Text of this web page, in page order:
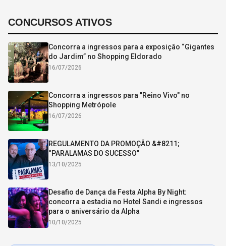
CONCURSOS ATIVOS
Concorra a ingressos para a exposição “Gigantes
do Jardim” no Shopping Eldorado
16/07/2026
Concorra a ingressos para "Reino Vivo" no
Shopping Metrópole
16/07/2026
REGULAMENTO DA PROMOÇÃO &#8211;
“PARALAMAS DO SUCESSO”
13/10/2025
Desafio de Dança da Festa Alpha By Night:
concorra a estadia no Hotel Sandi e ingressos
para o aniversário da Alpha
10/10/2025